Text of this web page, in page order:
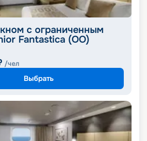
с ограниченным
Fantastica (OO)
/чел
Выбрать